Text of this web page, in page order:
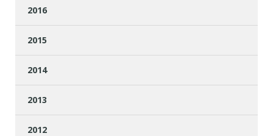
2016
2015
2014
2013
2012